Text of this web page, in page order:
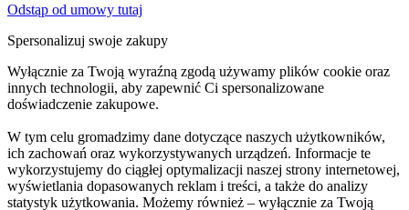
Odstąp od umowy tutaj
Spersonalizuj swoje zakupy
Wyłącznie za Twoją wyraźną zgodą używamy plików cookie oraz
innych technologii, aby zapewnić Ci spersonalizowane
doświadczenie zakupowe.
W tym celu gromadzimy dane dotyczące naszych użytkowników,
ich zachowań oraz wykorzystywanych urządzeń. Informacje te
wykorzystujemy do ciągłej optymalizacji naszej strony internetowej,
wyświetlania dopasowanych reklam i treści, a także do analizy
statystyk użytkowania. Możemy również – wyłącznie za Twoją